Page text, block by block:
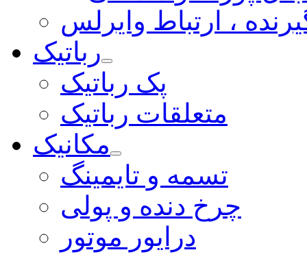
، ارتباط وایرلس
رباتیک
پک رباتیک
متعلقات رباتیک
مکانیک
تسمه و تایمینگ
چرخ دنده و پولی
درایور موتور